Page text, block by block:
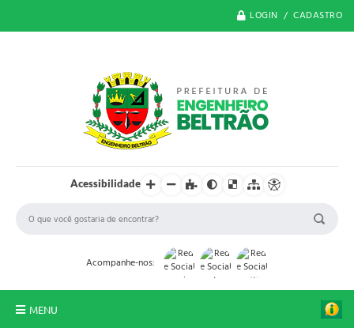
LOGIN / CADASTRO
Acessibilidade
Acompanhe-nos:
MENU